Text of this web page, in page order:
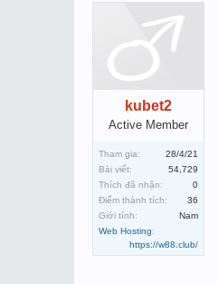
kubet2
Active Member
Tham gia:
28/4/21
Bài viết:
54,729
Thích đã nhận:
0
Điểm thành tích:
36
Giới tính:
Nam
Web Hosting:
https://w88.club/